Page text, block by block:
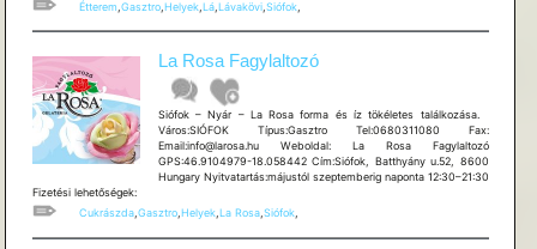
Étterem Gasztro, Helyek, Lá, Lávakövi, Siófok,
La Rosa Fagylaltozó
Siófok – Nyár – La Rosa forma és íz tökéletes találkozása.
Város:SIÓFOK Típus:Gasztro Tel:0680311080 Fax:
Email:info@larosa.hu Weboldal: La Rosa Fagylaltozó
GPS:46.9104979-18.058442 Cím:Siófok, Batthyány u.52, 8600
Hungary Nyitvatartás:májustól szeptemberig naponta 12:30–21:30
Fizetési lehetőségek:
Cukrászda, Gasztro, Helyek, La Rosa, Siófok,